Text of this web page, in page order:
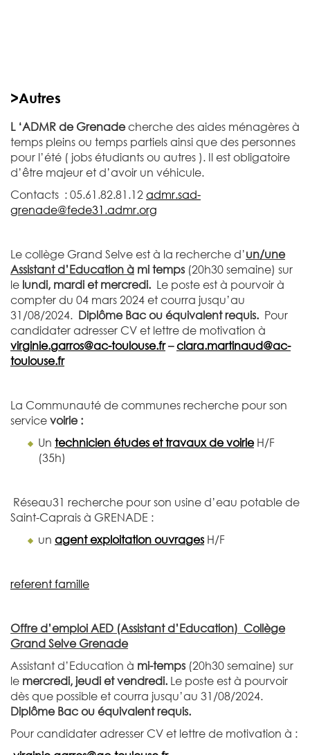
>Autres
L ‘ADMR de Grenadecherche des aides ménagères à
temps pleins ou temps partiels ainsi que des personnes
pour l’été ( jobs étudiants ou autres ). Il est obligatoire
d’être majeur et d’avoir un véhicule.
Contacts : 05.61.82.81.12 admr.sad-
grenade@fede31.admr.org
Le collège Grand Selve est à la recherche d’un/une
Assistant d’Education à mi temps (20h30 semaine) sur
le lundi, mardi et mercredi. Le poste est à pourvoir à
compter du 04 mars 2024 et courra jusqu’au
31/08/2024. Diplôme Bac ou équivalent requis. Pour
candidater adresser CV et lettre de motivation à
virginie.garros@ac-toulouse.fr–clara.martinaud@ac-
toulouse.fr
La Communauté de communes recherche pour son
service voirie :
Un technicien études et travaux de voirieH/F
(35h)
Réseau31 recherche pour son usine d’eau potable de
Saint-Caprais à GRENADE :
un agent exploitation ouvrages H/F
referent famille
Offre d’emploi AED (Assistant d’Education) Collège
Grand Selve Grenade
Assistant d’Education à mi-temps (20h30 semaine) sur
le mercredi, jeudi et vendredi. Le poste est à pourvoir
dès que possible et courra jusqu’au 31/08/2024.
Diplôme Bac ou équivalent requis.
Pour candidater adresser CV et lettre de motivation à :